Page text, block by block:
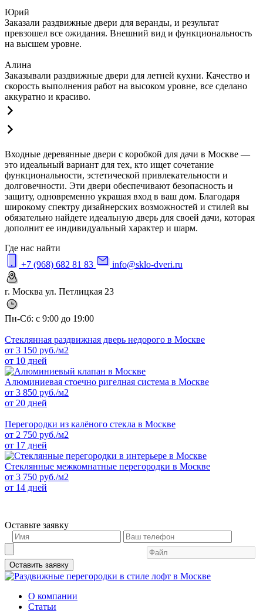
Юрий
Заказали раздвижные двери для веранды, и результат
превзошел все ожидания. Внешний вид и функциональность
на высшем уровне.
Алина
Заказывали раздвижные двери для летней кухни. Качество и
скорость выполнения работ на высоком уровне, все сделано
аккуратно и красиво.
Входные деревянные двери с коробкой для дачи в Москве —
это идеальный вариант для тех, кто ищет сочетание
функциональности, эстетической привлекательности и
долговечности. Эти двери обеспечивают безопасность и
защиту, одновременно украшая вход в ваш дом. Благодаря
широкому спектру дизайнерских возможностей и стилей вы
обязательно найдете идеальную дверь для своей дачи, которая
дополнит ее индивидуальный характер и шарм.
Где нас найти
+7 (968) 682 81 83
info@sklo-dveri.ru
г. Москва ул. Петлицкая 23
Пн-Сб: с 9:00 до 19:00
Стеклянная раздвижная дверь недорого в Москве
от 3 150 руб./м2
от 10 дней
Алюминиевая стоечно ригелная система в Москве
от 3 850 руб./м2
от 20 дней
Перегородки из калёного стекла в Москве
от 2 750 руб./м2
от 17 дней
Стеклянные межкомнатные перегородки в Москве
от 3 750 руб./м2
от 14 дней
Оставьте заявку
Оставить заявку
О компании
Статьи